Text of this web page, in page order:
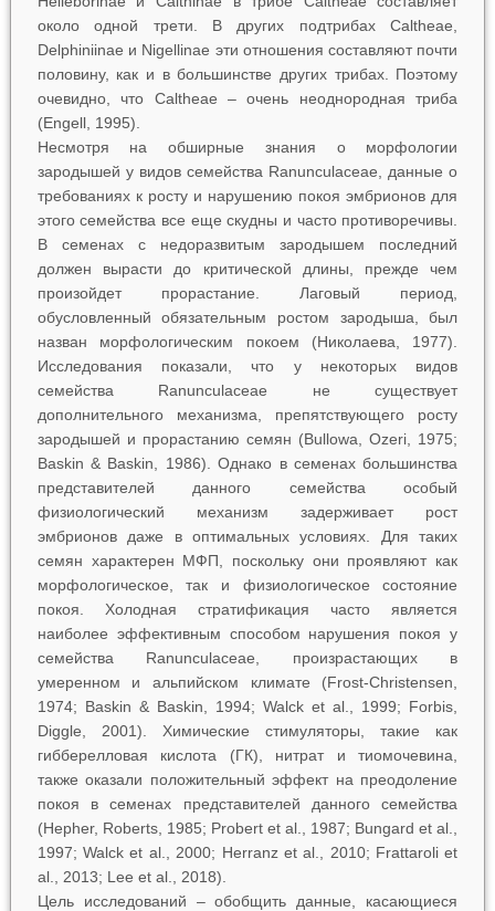
около одной трети. В других подтрибах Caltheae,
Delphiniinae и Nigellinae эти отношения составляют почти
половину, как и в большинстве других трибах. Поэтому
очевидно, что Caltheae ‒ очень неоднородная триба
(Engell, 1995).
Несмотря на обширные знания о морфологии
зародышей у видов семейства Ranunculaceae, данные о
требованиях к росту и нарушению покоя эмбрионов для
этого семейства все еще скудны и часто противоречивы.
В семенах с недоразвитым зародышем последний
должен вырасти до критической длины, прежде чем
произойдет прорастание. Лаговый период,
обусловленный обязательным ростом зародыша, был
назван морфологическим покоем (Николаева, 1977).
Исследования показали, что у некоторых видов
семейства Ranunculaceae не существует
дополнительного механизма, препятствующего росту
зародышей и прорастанию семян (Bullowa, Ozeri, 1975;
Baskin & Baskin, 1986). Однако в семенах большинства
представителей данного семейства особый
физиологический механизм задерживает рост
эмбрионов даже в оптимальных условиях. Для таких
семян характерен МФП, поскольку они проявляют как
морфологическое, так и физиологическое состояние
покоя. Холодная стратификация часто является
наиболее эффективным способом нарушения покоя у
семейства Ranunculaceae, произрастающих в
умеренном и альпийском климате (Frost-Christensen,
1974; Baskin & Baskin, 1994; Walck et al., 1999; Forbis,
Diggle, 2001). Химические стимуляторы, такие как
гибберелловая кислота (ГК), нитрат и тиомочевина,
также оказали положительный эффект на преодоление
покоя в семенах представителей данного семейства
(Hepher, Roberts, 1985; Probert et al., 1987; Bungard et al.,
1997; Walck et al., 2000; Herranz et al., 2010; Frattaroli et
al., 2013; Lee et al., 2018).
Цель исследований – обобщить данные, касающиеся